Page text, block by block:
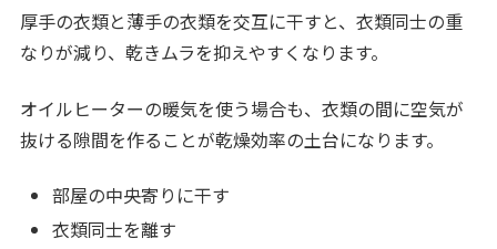
厚手の衣類と薄手の衣類を交互に干すと、衣類同士の重
なりが減り、乾きムラを抑えやすくなります。
オイルヒーターの暖気を使う場合も、衣類の間に空気が
抜ける隙間を作ることが乾燥効率の土台になります。
部屋の中央寄りに干す
衣類同士を離す